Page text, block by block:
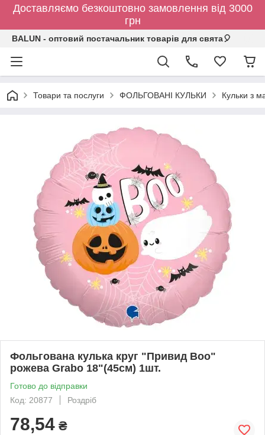
Доставляємо безкоштовно замовлення від 3000
грн
BALUN - оптовий постачальник товарів для свята🎈
Товари та послуги ФОЛЬГОВАНІ КУЛЬКИ Кульки з
Фольгована кулька круг "Привид Воо"
рожева Grabo 18"(45см) 1шт.
Готово до відправки
Код: 20877
Роздріб
78,54 ₴